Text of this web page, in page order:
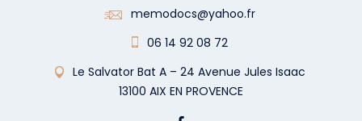
memodocs@yahoo.fr
06 14 92 08 72
Le Salvator Bat A – 24 Avenue Jules Isaac
13100 AIX EN PROVENCE